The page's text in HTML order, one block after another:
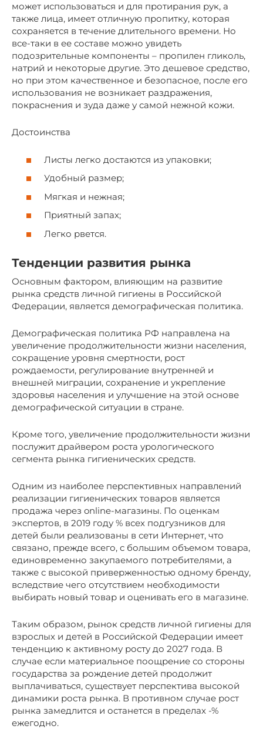
может использоваться и для протирания рук, а
также лица, имеет отличную пропитку, которая
сохраняется в течение длительного времени. Но
все-таки в ее составе можно увидеть
подозрительные компоненты – пропилен гликоль,
натрий и некоторые другие. Это дешевое средство,
но при этом качественное и безопасное, после его
использования не возникает раздражения,
покраснения и зуда даже у самой нежной кожи.
Достоинства
Листы легко достаются из упаковки;
Удобный размер;
Мягкая и нежная;
Приятный запах;
Легко рвется.
Тенденции развития рынка
Основным фактором, влияющим на развитие
рынка средств личной гигиены в Российской
Федерации, является демографическая политика.
Демографическая политика РФ направлена на
увеличение продолжительности жизни населения,
сокращение уровня смертности, рост
рождаемости, регулирование внутренней и
внешней миграции, сохранение и укрепление
здоровья населения и улучшение на этой основе
демографической ситуации в стране.
Кроме того, увеличение продолжительности жизни
послужит драйвером роста урологического
сегмента рынка гигиенических средств.
Одним из наиболее перспективных направлений
реализации гигиенических товаров является
продажа через online-магазины. По оценкам
экспертов, в 2019 году % всех подгузников для
детей были реализованы в сети Интернет, что
связано, прежде всего, с большим объемом товара,
единовременно закупаемого потребителями, а
также с высокой приверженностью одному бренду,
вследствие чего отсутствием необходимости
выбирать новый товар и оценивать его в магазине.
Таким образом, рынок средств личной гигиены для
взрослых и детей в Российской Федерации имеет
тенденцию к активному росту до 2027 года. В
случае если материальное поощрение со стороны
государства за рождение детей продолжит
выплачиваться, существует перспектива высокой
динамики роста рынка. В противном случае рост
рынка замедлится и останется в пределах -%
ежегодно.